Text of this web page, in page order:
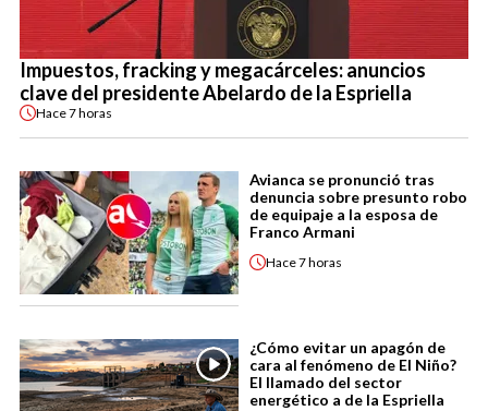
Impuestos, fracking y megacárceles: anuncios
clave del presidente Abelardo de la Espriella
Hace7 horas
Avianca se pronunció tras
denuncia sobre presunto robo
de equipaje a la esposa de
Franco Armani
Hace7 horas
¿Cómo evitar un apagón de
cara al fenómeno de El Niño?
El llamado del sector
energético a de la Espriella